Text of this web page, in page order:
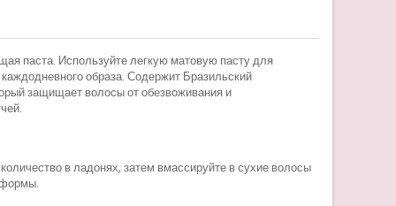
паста. Используйте легкую матовую пасту для
образа. Содержит Бразильский
защищает волосы от обезвоживания и
в ладонях, затем вмассируйте в сухие волосы